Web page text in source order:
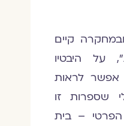
קיים
על היבטיו
אפשר לראות
שספרות זו
– בית